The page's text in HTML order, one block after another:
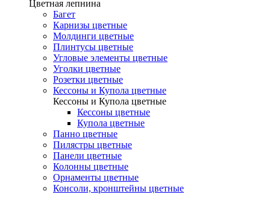
Цветная лепнина
Багет
Карнизы цветные
Молдинги цветные
Плинтусы цветные
Угловые элементы цветные
Уголки цветные
Розетки цветные
Кессоны и Купола цветные
Кессоны и Купола цветные
Кессоны цветные
Купола цветные
Панно цветные
Пилястры цветные
Панели цветные
Колонны цветные
Орнаменты цветные
Консоли, кронштейны цветные